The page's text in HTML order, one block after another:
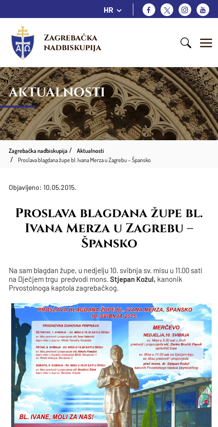
HR
Zagrebačka
nadbiskupija
AKTUALNOSTI
Zagrebačka nadbiskupija
Aktualnosti
Proslava blagdana župe bl. Ivana Merza u Zagrebu – Špansko
Objavljeno: 10.05.2015.
Proslava blagdana župe bl.
Ivana Merza u Zagrebu –
Špansko
Na sam blagdan župe, u nedjelju 10. svibnja sv. misu u 11.00 sati
na Dječjem trgu predvodi mons.Stjepan Kožul, kanonik
Prvostolnoga kaptola zagrebačkog.